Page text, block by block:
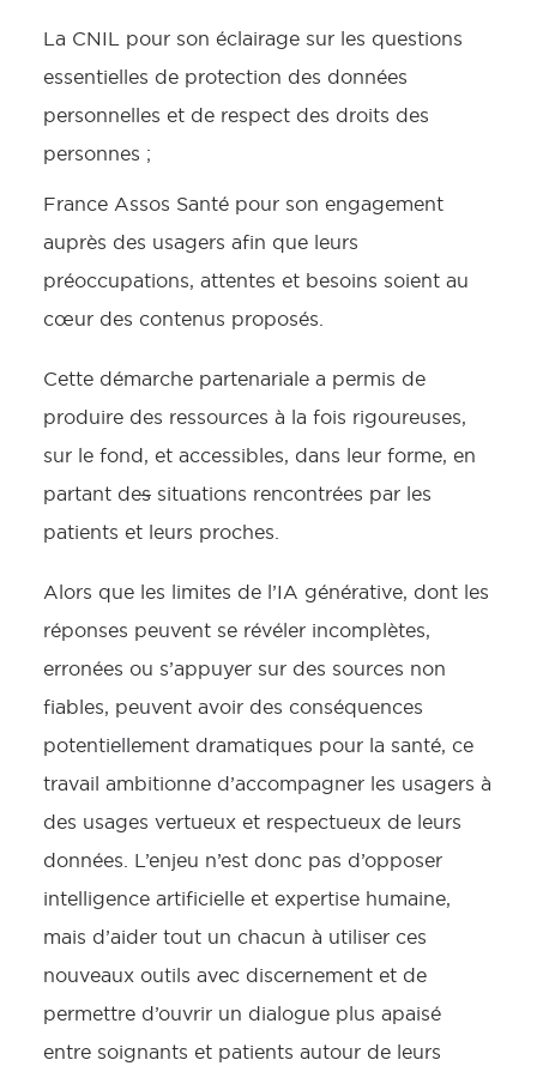
La CNIL pour son éclairage sur les questions
essentielles de protection des données
personnelles et de respect des droits des
personnes ;
France Assos Santé pour son engagement
auprès des usagers afin que leurs
préoccupations, attentes et besoins soient au
cœur des contenus proposés.
Cette démarche partenariale a permis de
produire des ressources à la fois rigoureuses,
sur le fond, et accessibles, dans leur forme, en
partant des situations rencontrées par les
patients et leurs proches.
Alors que les limites de l’IA générative, dont les
réponses peuvent se révéler incomplètes,
erronées ou s’appuyer sur des sources non
fiables, peuvent avoir des conséquences
potentiellement dramatiques pour la santé, ce
travail ambitionne d’accompagner les usagers à
des usages vertueux et respectueux de leurs
données. L’enjeu n’est donc pas d’opposer
intelligence artificielle et expertise humaine,
mais d’aider tout un chacun à utiliser ces
nouveaux outils avec discernement et de
permettre d’ouvrir un dialogue plus apaisé
entre soignants et patients autour de leurs